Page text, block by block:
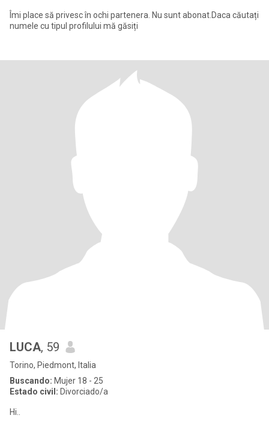
Îmi place să privesc în ochi partenera. Nu sunt abonat.Daca căutați
numele cu tipul profilului mă găsiți
LUCA, 59
Torino, Piedmont, Italia
Buscando: Mujer 18 - 25
Estado civil: Divorciado/a
Hi..